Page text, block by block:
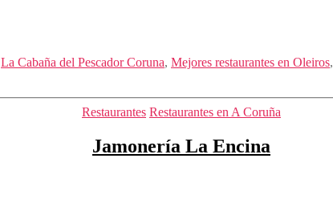
La Cabaña del Pescador Coruna, Mejores restaurantes en Oleiros,
Categorías
Restaurantes Restaurantes en A Coruña
Jamonería La Encina